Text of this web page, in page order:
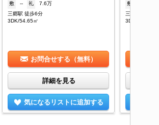
敷
-- 礼
7.6万
三郷駅 徒歩6分
3DK/54.65㎡
お問合せする（無料）
詳細を見る
気になるリストに追加する
敷
三郷駅 徒歩5分
3DK/54.65㎡